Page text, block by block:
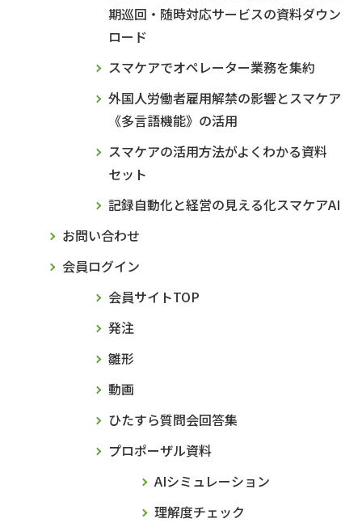
期巡回・随時対応サービスの資料ダウン
ロード
スマケアでオペレーター業務を集約
外国人労働者雇用解禁の影響とスマケア
《多言語機能》の活用
スマケアの活用方法がよくわかる資料
セット
記録自動化と経営の見える化スマケアAI
お問い合わせ
会員ログイン
会員サイトTOP
発注
雛形
動画
ひたすら質問会回答集
プロポーザル資料
AIシミュレーション
理解度チェック